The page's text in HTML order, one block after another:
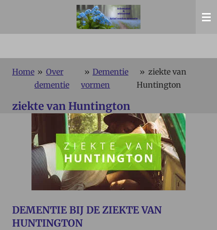
Home » Over
dementie
» Dementie
vormen
» ziekte van
Huntington
ziekte van Huntington
DEMENTIE BIJ DE ZIEKTE VAN
HUNTINGTON